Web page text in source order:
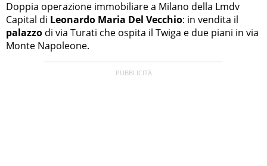
cronaca, motori, spettacolo e videogame.
Doppia operazione immobiliare a Milano della Lmdv
Capital di Leonardo Maria Del Vecchio: in vendita il
palazzo di via Turati che ospita il Twiga e due piani in via
Monte Napoleone.